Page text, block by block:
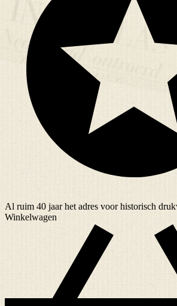
Al ruim 40 jaarhet adres voor historisch
Winkelwagen